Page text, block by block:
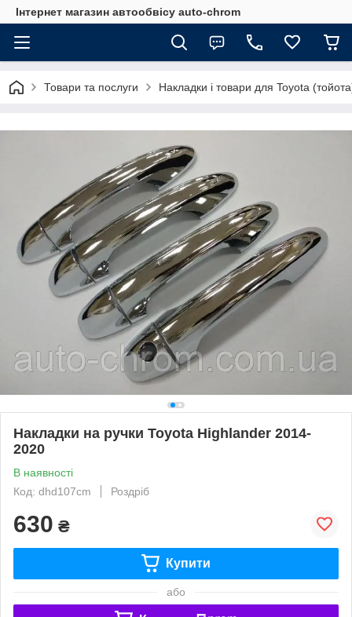
Інтернет магазин автообвісу auto-chrom
Товари та послуги Накладки і товари для Toyota
Накладки на ручки Toyota Highlander 2014-
2020
В наявності
Код: dhd107cm
Роздріб
630 ₴
Купити
або